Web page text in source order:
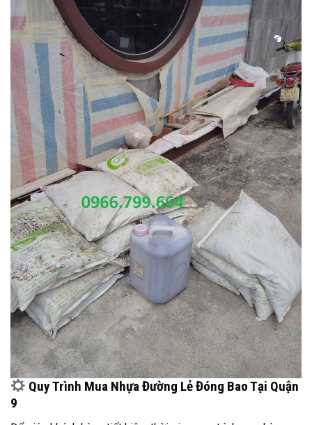
Quy Trình Mua Nhựa Đường Lẻ Đóng Bao Tại Quận
9